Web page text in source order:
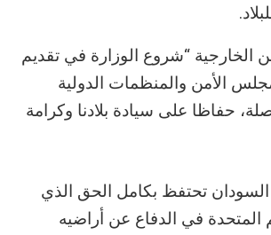
الخارجية “شروع الوزارة في تقديم
الأمن والمنظمات الدولية
حفاظا على سيادة بلادنا وكرامة
تحتفظ بكامل الحق الذي
المتحدة في الدفاع عن أراضيه